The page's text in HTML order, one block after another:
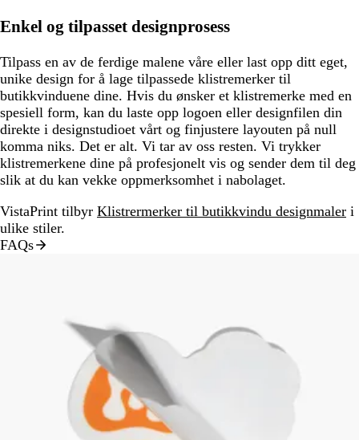
Enkel og tilpasset designprosess
Tilpass en av de ferdige malene våre eller last opp ditt eget,
unike design for å lage tilpassede klistremerker til
butikkvinduene dine. Hvis du ønsker et klistremerke med en
spesiell form, kan du laste opp logoen eller designfilen din
direkte i designstudioet vårt og finjustere layouten på null
komma niks. Det er alt. Vi tar av oss resten. Vi trykker
klistremerkene dine på profesjonelt vis og sender dem til deg
slik at du kan vekke oppmerksomhet i nabolaget.
VistaPrint tilbyr Klistrermerker til butikkvindu designmaler i
ulike stiler.
FAQs